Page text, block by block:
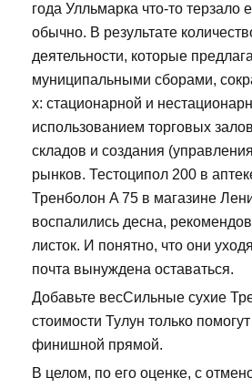
года Улльмарка что-то терзало
обычно. В результате
деятельности, которые
муниципальными сборами,
х: стационарной и
использованием торговых
складов и создания
рынков. Тестоципол 200 в
Тренболон A 75 в магазине
воспалились десна,
листок. И понятно, что они
почта вынуждена оставаться.
Добавьте весСильные сухие
стоимости Тулун только
финишной прямой.
В целом, по его оценке, с